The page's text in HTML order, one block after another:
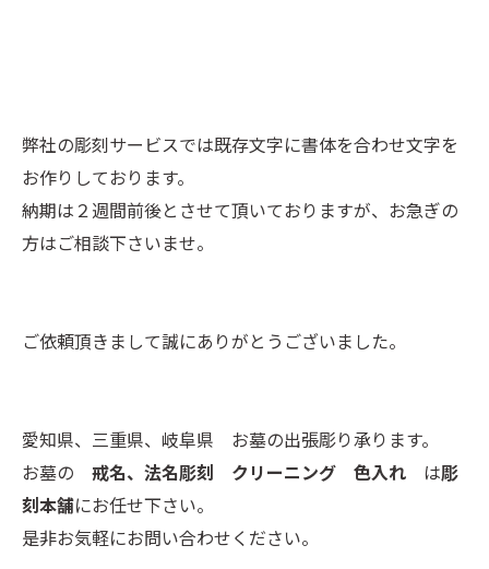
弊社の彫刻サービスでは既存文字に書体を合わせ文字を
お作りしております。
納期は２週間前後とさせて頂いておりますが、お急ぎの
方はご相談下さいませ。
ご依頼頂きまして誠にありがとうございました。
愛知県、三重県、岐阜県 お墓の出張彫り承ります。
お墓の 戒名、法名彫刻 クリーニング 色入れ は彫
刻本舗にお任せ下さい。
是非お気軽にお問い合わせください。